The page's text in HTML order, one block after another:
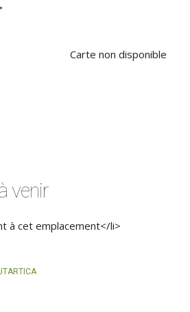
Carte non disponible
venir
à cet emplacement</li>